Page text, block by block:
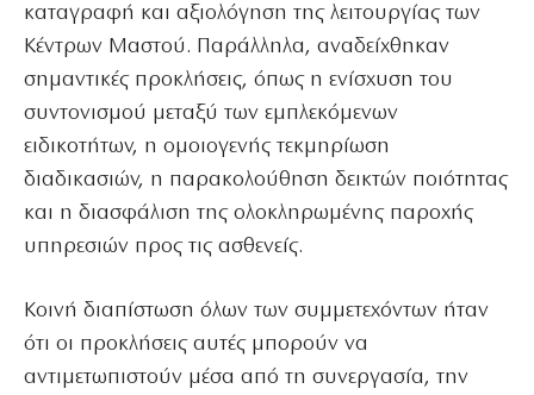
καταγραφή και αξιολόγηση της λειτουργίας των
Κέντρων Μαστού. Παράλληλα, αναδείχθηκαν
σημαντικές προκλήσεις, όπως η ενίσχυση του
συντονισμού μεταξύ των εμπλεκόμενων
ειδικοτήτων, η ομοιογενής τεκμηρίωση
διαδικασιών, η παρακολούθηση δεικτών ποιότητας
και η διασφάλιση της ολοκληρωμένης παροχής
υπηρεσιών προς τις ασθενείς.
Κοινή διαπίστωση όλων των συμμετεχόντων ήταν
ότι οι προκλήσεις αυτές μπορούν να
αντιμετωπιστούν μέσα από τη συνεργασία, την